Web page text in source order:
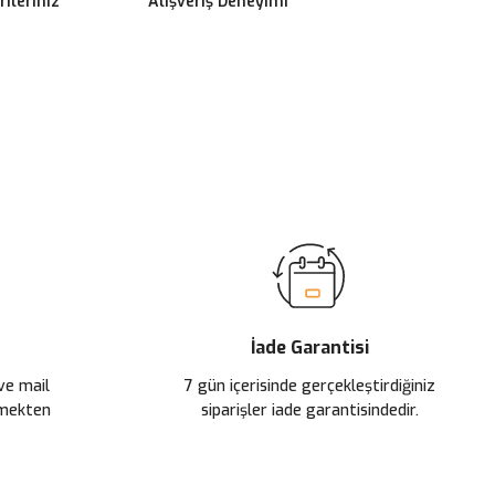
mail
İade Garantisi
7 gün içerisinde gerçekleştirdiğiniz
siparişler iade garantisindedir.